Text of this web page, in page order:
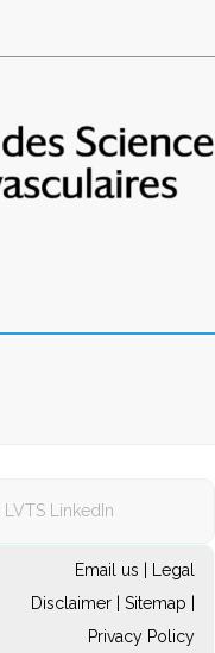
LVTS LinkedIn
Email us | Legal
Disclaimer| Sitemap |
Privacy Policy